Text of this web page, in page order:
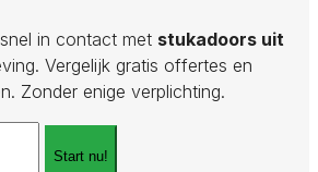
in contact met stukadoors uit
Vergelijk gratis offertes en
Zonder enige verplichting.
Start nu!